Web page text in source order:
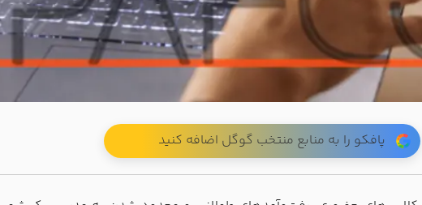
پافکو را به منابع منتخب گوگل اضافه کنید